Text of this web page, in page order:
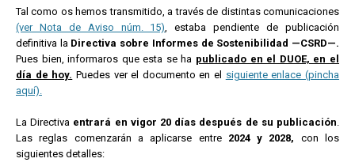
Tal como os hemos transmitido, a través de distintas comunicaciones
(ver Nota de Aviso núm. 15), estaba pendiente de publicación
definitiva la Directiva sobre Informes de Sostenibilidad —CSRD—.
Pues bien, informaros que esta se ha publicado en el DUOE, en el
día de hoy. Puedes ver el documento en el siguiente enlace (pincha
aquí).
La Directiva entrará en vigor 20 días después de su publicación.
Las reglas comenzarán a aplicarse entre 2024 y 2028, con los
siguientes detalles: